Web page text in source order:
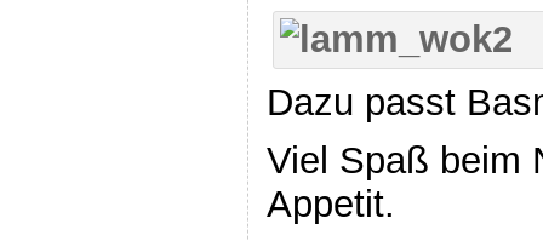
Dazu passt
Viel Spaß beim
Appetit.